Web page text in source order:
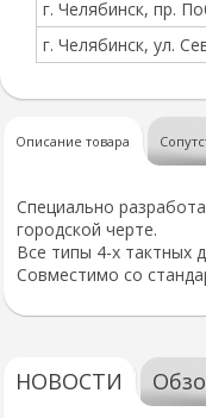
г. Челябинск, пр.
г. Челябинск, ул.
Описание товара
Специально
городской черте.
Все типы 4-х тактных
Совместимо со
НОВОСТИ